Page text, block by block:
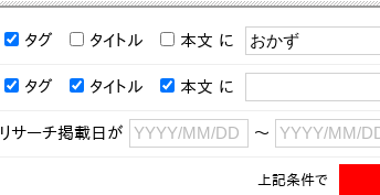
タグ タイトル 本文 に
タグ タイトル 本文 に
リサーチ掲載日が ～
上記条件で